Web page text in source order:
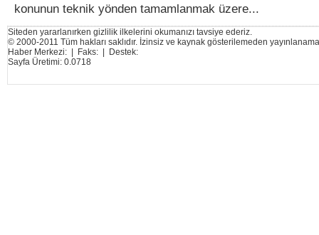
konunun teknik yönden tamamlanmak üzere...
Siteden yararlanırken gizlilik ilkelerini okumanızı tavsiye ederiz.
© 2000-2011 Tüm hakları saklıdır. İzinsiz ve kaynak gösterilemeden
Haber Merkezi: | Faks: | Destek:
Sayfa Üretimi: 0.0718